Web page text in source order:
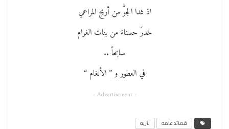
اذ غدا الجوُّ من أريج المراعي
خدرَ حسناءَ من بنات الغرام
سابحاً ..
في العطور و ” الأنغام “
- Advertisement -
قصائد عامه نثريه